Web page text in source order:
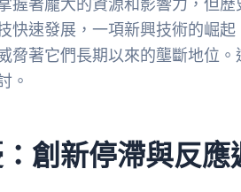
握著龐大的資源和影響力，但
快速發展，一項新興技術的崛
脅著它們長期以來的壟斷地位
。
創新停滯與反應